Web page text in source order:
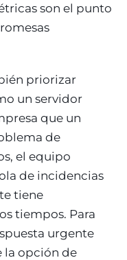
son el punto
priorizar
un servidor
que un
de
el equipo
de incidencias
tiene
tiempos. Para
urgente
la opción de